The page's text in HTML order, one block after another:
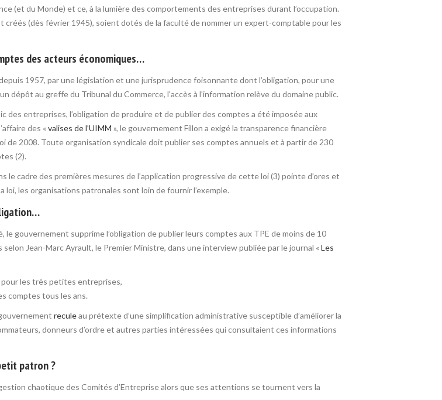
(et du Monde) et ce, à la lumière des comportements des entreprises durant l’occupation.
créés (dès février 1945), soient dotés de la faculté de nommer un expert-comptable pour les
des acteurs économiques…
1957, par une législation et une jurisprudence foisonnante dont l’obligation, pour une
au greffe du Tribunal du Commerce, l’accès à l’information relève du domaine public.
entreprises, l’obligation de produire et de publier des comptes a été imposée aux
des «valises de l’UIMM », le gouvernement Fillon a exigé la transparence financière
2008. Toute organisation syndicale doit publier ses comptes annuels et à partir de 230
(2).
le cadre des premières mesures de l’application progressive de cette loi (3) pointe d’ores et
loi, les organisations patronales sont loin de fournir l’exemple.
gouvernement supprime l’obligation de publier leurs comptes aux TPE de moins de 10
Jean-Marc Ayrault, le Premier Ministre, dans une interview publiée par le journal «Les
les très petites entreprises,
comptes tous les ans.
reculeau prétexte d’une simplification administrative susceptible d’améliorer la
donneurs d’ordre et autres parties intéressées qui consultaient ces informations
patron ?
chaotique des Comités d’Entreprise alors que ses attentions se tournent vers la